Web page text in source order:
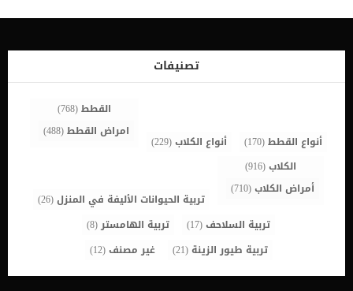
نظاما غذائيا يحتوى على البروتين المتحلل. كما توصف هذه الحميات للقطط
بالحساسية الغذائية ؟ اذا كانت قطتك تعانى من الحجة الجلدية بشكل
مستمر حتى فى غير اوقات الحساسية الموسمية. كما تشمل تشمل
السلوكيات الدالة على الاصابة بالحساسية الغذائية أيضًا اللعق والخدش
والحلول يمكن أن تحدث الحكة في أي مكان من […]
تصنيفات
أنواع القطط(170) أنواع الكلاب(229)
القطط(768)
امراض القطط(488)
الكلاب(916)
أمراض الكلاب(710)
تربية الحيوانات الأليفة في المنزل(26)
تربية السلاحف(17) تربية الهامستر(8)
تربية طيور الزينة (21) غير مصنف(12)